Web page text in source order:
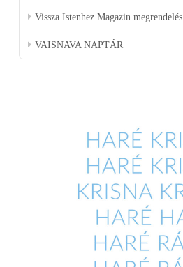
Vissza Istenhez Magazin megrendelés
VAISNAVA NAPTÁR